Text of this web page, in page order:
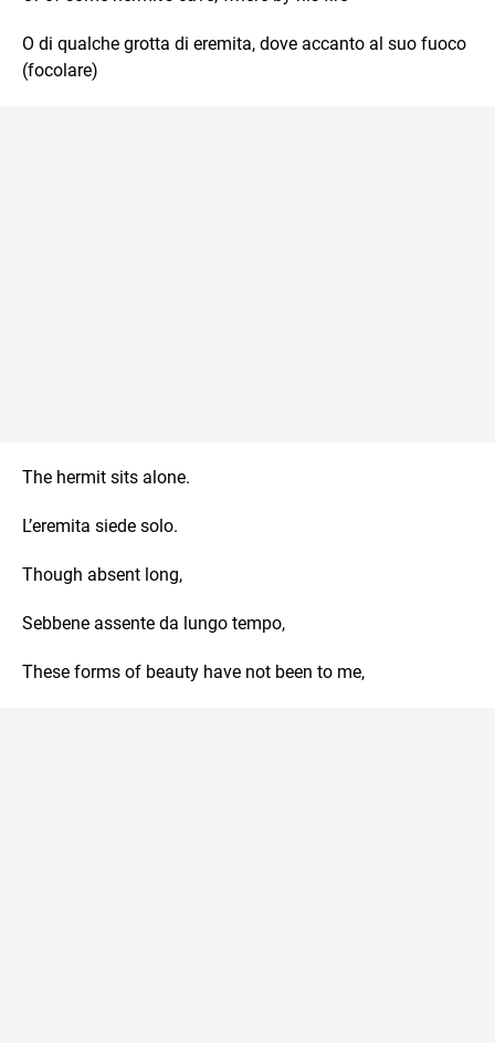
O di qualche grotta di eremita, dove accanto al suo fuoco
(focolare)
The hermit sits alone.
L’eremita siede solo.
Though absent long,
Sebbene assente da lungo tempo,
These forms of beauty have not been to me,